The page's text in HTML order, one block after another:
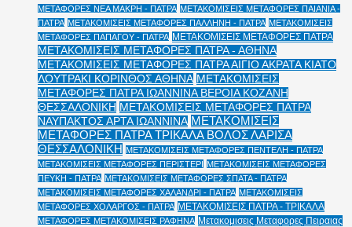
ΜΕΤΑΦΟΡΕΣ ΝΕΑ ΜΑΚΡΗ - ΠΑΤΡΑ ΜΕΤΑΚΟΜΙΣΕΙΣ ΜΕΤΑΦΟΡΕΣ ΠΑΙΑΝΙΑ -
ΠΑΤΡΑ ΜΕΤΑΚΟΜΙΣΕΙΣ ΜΕΤΑΦΟΡΕΣ ΠΑΛΛΗΝΗ - ΠΑΤΡΑ ΜΕΤΑΚΟΜΙΣΕΙΣ
ΜΕΤΑΦΟΡΕΣ ΠΑΠΑΓΟΥ - ΠΑΤΡΑ ΜΕΤΑΚΟΜΙΣΕΙΣ ΜΕΤΑΦΟΡΕΣ ΠΑΤΡΑ
ΜΕΤΑΚΟΜΙΣΕΙΣ ΜΕΤΑΦΟΡΕΣ ΠΑΤΡΑ - ΑΘΗΝΑ
ΜΕΤΑΚΟΜΙΣΕΙΣ ΜΕΤΑΦΟΡΕΣ ΠΑΤΡΑ ΑΙΓΙΟ ΑΚΡΑΤΑ ΚΙΑΤΟ
ΛΟΥΤΡΑΚΙ ΚΟΡΙΝΘΟΣ ΑΘΗΝΑ ΜΕΤΑΚΟΜΙΣΕΙΣ
ΜΕΤΑΦΟΡΕΣ ΠΑΤΡΑ ΙΩΑΝΝΙΝΑ ΒΕΡΟΙΑ ΚΟΖΑΝΗ
ΘΕΣΣΑΛΟΝΙΚΗ ΜΕΤΑΚΟΜΙΣΕΙΣ ΜΕΤΑΦΟΡΕΣ ΠΑΤΡΑ
ΝΑΥΠΑΚΤΟΣ ΑΡΤΑ ΙΩΑΝΝΙΝΑ ΜΕΤΑΚΟΜΙΣΕΙΣ
ΜΕΤΑΦΟΡΕΣ ΠΑΤΡΑ ΤΡΙΚΑΛΑ ΒΟΛΟΣ ΛΑΡΙΣΑ
ΘΕΣΣΑΛΟΝΙΚΗ ΜΕΤΑΚΟΜΙΣΕΙΣ ΜΕΤΑΦΟΡΕΣ ΠΕΝΤΕΛΗ - ΠΑΤΡΑ
ΜΕΤΑΚΟΜΙΣΕΙΣ ΜΕΤΑΦΟΡΕΣ ΠΕΡΙΣΤΕΡΙ ΜΕΤΑΚΟΜΙΣΕΙΣ ΜΕΤΑΦΟΡΕΣ
ΠΕΥΚΗ - ΠΑΤΡΑ ΜΕΤΑΚΟΜΙΣΕΙΣ ΜΕΤΑΦΟΡΕΣ ΣΠΑΤΑ - ΠΑΤΡΑ
ΜΕΤΑΚΟΜΙΣΕΙΣ ΜΕΤΑΦΟΡΕΣ ΧΑΛΑΝΔΡΙ - ΠΑΤΡΑ ΜΕΤΑΚΟΜΙΣΕΙΣ
ΜΕΤΑΦΟΡΕΣ ΧΟΛΑΡΓΟΣ - ΠΑΤΡΑ ΜΕΤΑΚΟΜΙΣΕΙΣ ΠΑΤΡΑ - ΤΡΙΚΑΛΑ
ΜΕΤΑΦΟΡΕΣ ΜΕΤΑΚΟΜΙΣΕΙΣ ΡΑΦΗΝΑ Μετακομισεις Μεταφορες Πειραιας